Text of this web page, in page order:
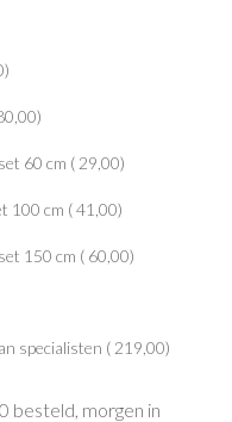
)
)
60 cm ( 29,00)
100 cm (41,00)
150 cm ( 60,00)
specialisten ( 219,00)
besteld, morgen in